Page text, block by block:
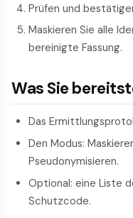
Prüfen und
Maskieren Sie alle
bereinigte Fassung.
Was Sie
Das
Den Modus:
Pseudonymisieren.
Optional: eine Liste
Schutzcode.